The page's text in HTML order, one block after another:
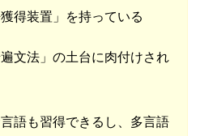
装置」を持っている
法」の土台に肉付けされ
も習得できるし、多言語